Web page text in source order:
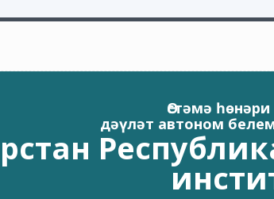
Өстәмә
дәүләт автоном